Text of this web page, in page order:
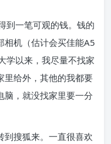
到一笔可观的钱。钱的
相机（估计会买佳能A5
学以来，我尽量不找家
里给外，其他的我都要
脑，就没找家里要一分
到搜狐来。一直很喜欢